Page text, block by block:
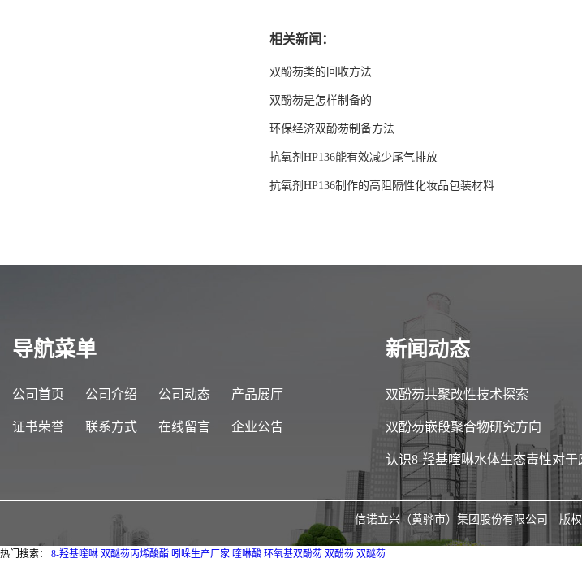
相关新闻：
双酚芴类的回收方法
双酚芴是怎样制备的
环保经济双酚芴制备方法
抗氧剂HP136能有效减少尾气排放
抗氧剂HP136制作的高阻隔性化妆品包装材料
导航菜单
公司首页 公司介绍 公司动态 产品展厅
证书荣誉 联系方式 在线留言 企业公告
新闻动态
双酚芴共聚改性技术探索
双酚芴嵌段聚合物研究方向
认识8-羟基喹啉水体生态毒性对于
环境风险管控至关重要
信诺立兴（黄骅市）集团股份有限公司 版
热门搜索： 8-羟基喹啉 双醚芴丙烯酸酯 吲哚生产厂家 喹啉酸 环氧基双酚芴 双酚芴 双醚芴